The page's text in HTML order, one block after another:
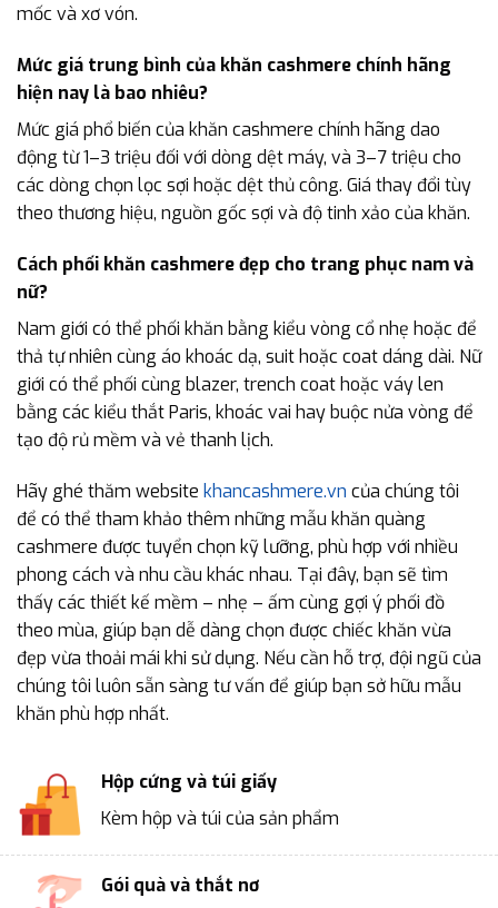
mốc và xơ vón.
Mức giá trung bình của khăn cashmere chính hãng
hiện nay là bao nhiêu?
Mức giá phổ biến của khăn cashmere chính hãng dao
động từ 1–3 triệu đối với dòng dệt máy, và 3–7 triệu cho
các dòng chọn lọc sợi hoặc dệt thủ công. Giá thay đổi tùy
theo thương hiệu, nguồn gốc sợi và độ tinh xảo của khăn.
Cách phối khăn cashmere đẹp cho trang phục nam và
nữ?
Nam giới có thể phối khăn bằng kiểu vòng cổ nhẹ hoặc để
thả tự nhiên cùng áo khoác dạ, suit hoặc coat dáng dài. Nữ
giới có thể phối cùng blazer, trench coat hoặc váy len
bằng các kiểu thắt Paris, khoác vai hay buộc nửa vòng để
tạo độ rủ mềm và vẻ thanh lịch.
Hãy ghé thăm website khancashmere.vn của chúng tôi
để có thể tham khảo thêm những mẫu khăn quàng
cashmere được tuyển chọn kỹ lưỡng, phù hợp với nhiều
phong cách và nhu cầu khác nhau. Tại đây, bạn sẽ tìm
thấy các thiết kế mềm – nhẹ – ấm cùng gợi ý phối đồ
theo mùa, giúp bạn dễ dàng chọn được chiếc khăn vừa
đẹp vừa thoải mái khi sử dụng. Nếu cần hỗ trợ, đội ngũ của
chúng tôi luôn sẵn sàng tư vấn để giúp bạn sở hữu mẫu
khăn phù hợp nhất.
Hộp cứng và túi giấy
Kèm hộp và túi của sản phẩm
Gói quà và thắt nơ